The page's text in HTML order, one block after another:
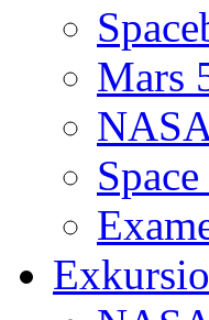
Mars